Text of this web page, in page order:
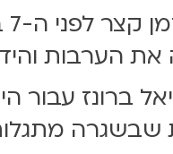
את הערבות
עבור
שבשגרה